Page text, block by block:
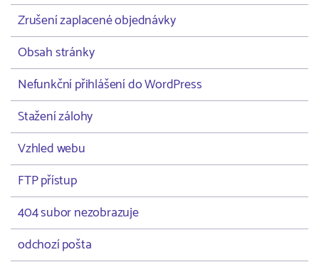
Zrušení zaplacené objednávky
Obsah stránky
Nefunkční přihlášení do WordPress
Stažení zálohy
Vzhled webu
FTP přístup
404 subor nezobrazuje
odchozí pošta